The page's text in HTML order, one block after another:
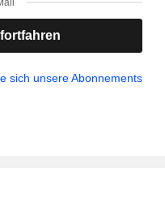
sich unsere Abonnements